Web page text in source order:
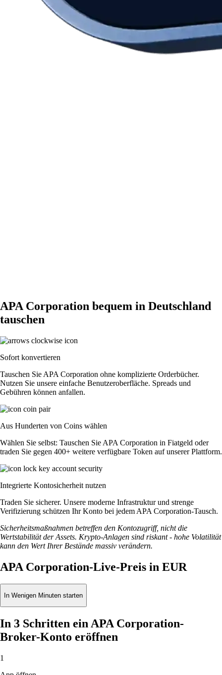
APA Corporation bequem in Deutschland
tauschen
Sofort konvertieren
Tauschen Sie APA Corporation ohne komplizierte Orderbücher.
Nutzen Sie unsere einfache Benutzeroberfläche. Spreads und
Gebühren können anfallen.
Aus Hunderten von Coins wählen
Wählen Sie selbst: Tauschen Sie APA Corporation in Fiatgeld oder
traden Sie gegen 400+ weitere verfügbare Token auf unserer Plattform.
Integrierte Kontosicherheit nutzen
Traden Sie sicherer. Unsere moderne Infrastruktur und strenge
Verifizierung schützen Ihr Konto bei jedem APA Corporation-Tausch.
Sicherheitsmaßnahmen betreffen den Kontozugriff, nicht die
Wertstabilität der Assets. Krypto-Anlagen sind riskant - hohe Volatilität
kann den Wert Ihrer Bestände massiv verändern.
APA Corporation-Live-Preis in EUR
In Wenigen Minuten starten
In 3 Schritten ein APA Corporation-
Broker-Konto eröffnen
1